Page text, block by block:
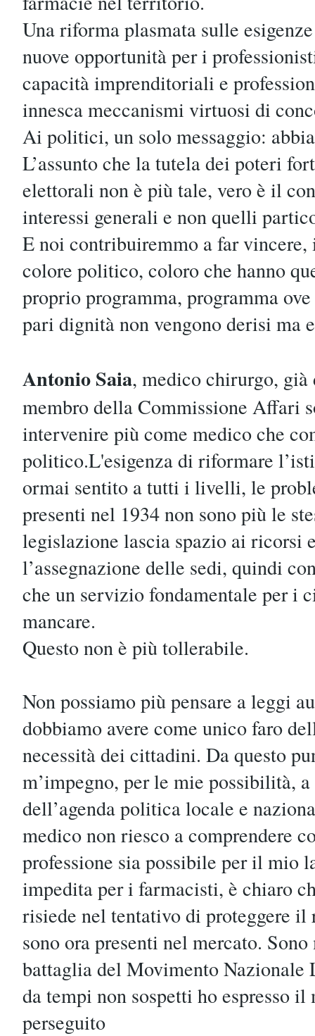
Una riforma plasmata sulle
nuove opportunità per i
capacità imprenditoriali e
innesca meccanismi virtuosi di
Ai politici, un solo messaggio:
L’assunto che la tutela dei poteri
elettorali non è più tale, vero è il
interessi generali e non quelli
E noi contribuiremmo a far vincere,
colore politico, coloro che hanno
proprio programma, programma
pari dignità non vengono derisi ma
Antonio Saia, medico chirurgo, già
membro della Commissione Affari
intervenire più come medico che
politico.L'esigenza di riformare
ormai sentito a tutti i livelli, le
presenti nel 1934 non sono più le
legislazione lascia spazio ai ricorsi
l’assegnazione delle sedi, quindi
che un servizio fondamentale per i
mancare.
Questo non è più tollerabile.
Non possiamo più pensare a leggi
dobbiamo avere come unico faro
necessità dei cittadini. Da questo
m’impegno, per le mie possibilità,
dell’agenda politica locale e
medico non riesco a comprendere
professione sia possibile per il mio
impedita per i farmacisti, è chiaro
risiede nel tentativo di proteggere
sono ora presenti nel mercato.
battaglia del Movimento
da tempi non sospetti ho espresso
perseguito